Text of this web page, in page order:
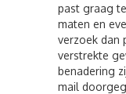
past graag
maten en
verzoek dan
verstrekte
benadering
mail